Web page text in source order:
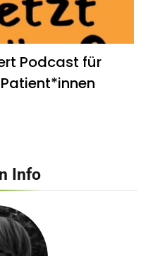
Podcast für
Co. – Arzt
Anfänger
Info